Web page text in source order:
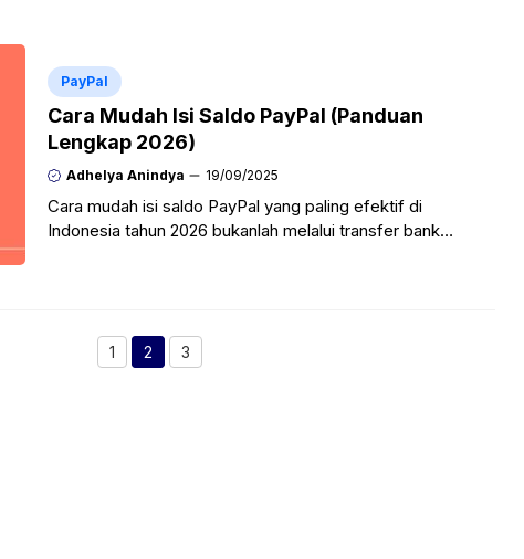
PayPal
Cara Mudah Isi Saldo PayPal (Panduan
Lengkap 2026)
Adhelya Anindya 19/09/2025
Cara mudah isi saldo PayPal yang paling efektif di
Indonesia tahun 2026 bukanlah melalui transfer bank
Halaman
1 Halaman
2 3